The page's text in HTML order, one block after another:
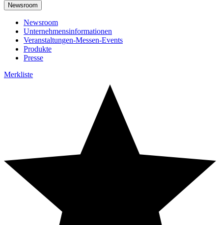
Newsroom
Newsroom
Unternehmensinformationen
Veranstaltungen-Messen-Events
Produkte
Presse
Merkliste